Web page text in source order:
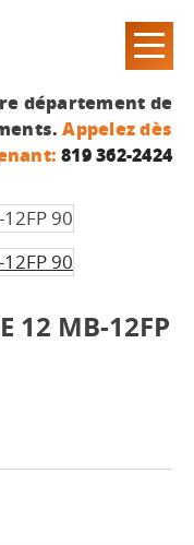
département de
Appelez dès
819 362-2424
12 MB-12FP